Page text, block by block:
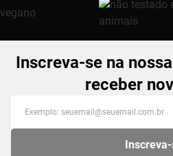
Inscreva-se na
receber